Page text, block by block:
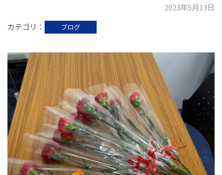
2023年5月13日
カテゴリ
ブログ